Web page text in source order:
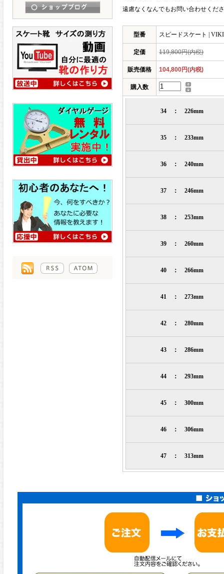
遠慮なくなんでもお問い合わせくだ
型番 スピードスケート |
定価 119,800円(内税)
販売価格 104,800円(内税)
購入数
34 ： 226mm
35 ： 233mm
36 ： 240mm
37 ： 246mm
38 ： 253mm
39 ： 260mm
40 ： 266mm
41 ： 273mm
42 ： 280mm
43 ： 286mm
44 ： 293mm
45 ： 300mm
46 ： 306mm
47 ： 313mm